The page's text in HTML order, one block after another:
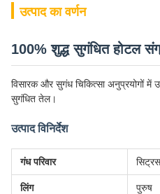
उत्पाद का वर्णन
100% शुद्ध सुगंधित होटल
विसारक और सुगंध चिकित्सा अनुप्रयोगों में
सुगंधित तेल।
उत्पाद विनिर्देश
गंध परिवार
लिंग पुरुष